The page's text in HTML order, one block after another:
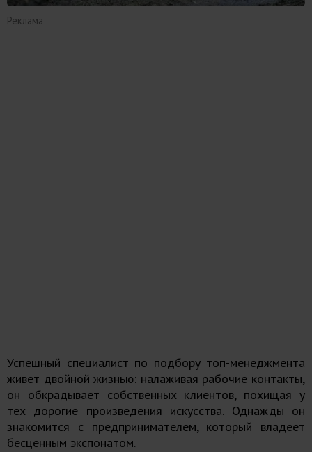
Реклама
Успешный специалист по подбору топ-менеджмента
живет двойной жизнью: налаживая рабочие контакты,
он обкрадывает собственных клиентов, похищая у
тех дорогие произведения искусства. Однажды он
знакомится с предпринимателем, который владеет
бесценным экспонатом.